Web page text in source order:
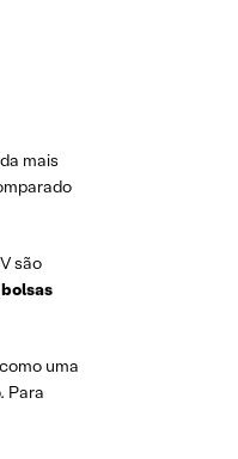
mais
são
bolsas
uma
Para